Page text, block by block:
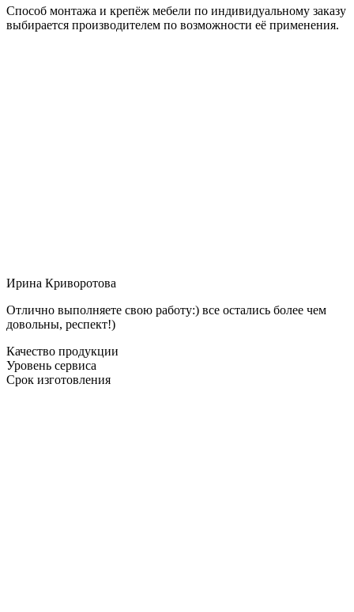
Способ монтажа и крепёж мебели по индивидуальному заказу
выбирается производителем по возможности её применения.
Ирина Криворотова
Отлично выполняете свою работу:) все остались более чем
довольны, респект!)
Качество продукции
Уровень сервиса
Срок изготовления